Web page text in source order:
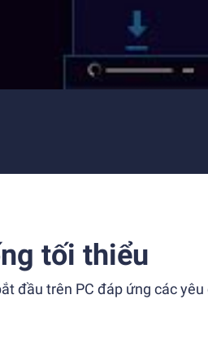
tối thiểu
đầu trên PC đáp ứng các yêu